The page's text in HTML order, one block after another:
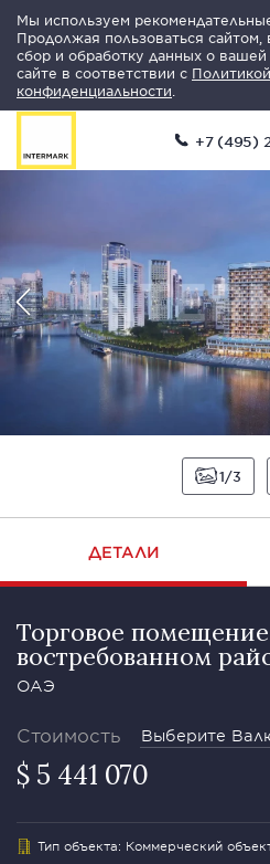
Мы используем
Продолжая пользоваться сайтом,
сбор и обработку данных о вашей
сайте в соответствии с Политикой
конфиденциальности
+7 (495)
1 3
ДЕТАЛИ
Торговое
востребованном
ОАЭ
Стоимость Выберите
$ 5 441 070
Тип объекта: Коммерческий